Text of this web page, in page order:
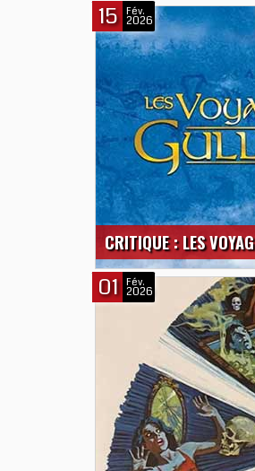
CRITIQUE : LES
15 Fév.
2026
01 Fév.
2026